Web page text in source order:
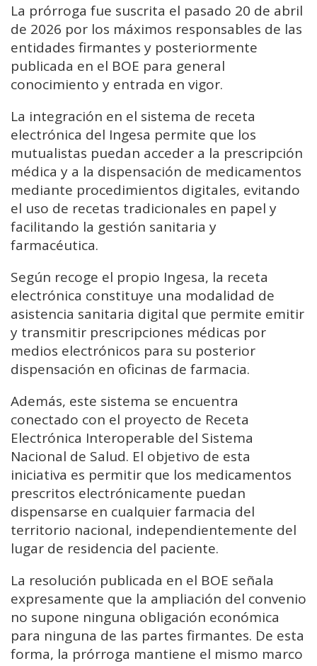
La prórroga fue suscrita el pasado 20 de abril
de 2026 por los máximos responsables de las
entidades firmantes y posteriormente
publicada en el BOE para general
conocimiento y entrada en vigor.
La integración en el sistema de receta
electrónica del Ingesa permite que los
mutualistas puedan acceder a la prescripción
médica y a la dispensación de medicamentos
mediante procedimientos digitales, evitando
el uso de recetas tradicionales en papel y
facilitando la gestión sanitaria y
farmacéutica.
Según recoge el propio Ingesa, la receta
electrónica constituye una modalidad de
asistencia sanitaria digital que permite emitir
y transmitir prescripciones médicas por
medios electrónicos para su posterior
dispensación en oficinas de farmacia.
Además, este sistema se encuentra
conectado con el proyecto de Receta
Electrónica Interoperable del Sistema
Nacional de Salud. El objetivo de esta
iniciativa es permitir que los medicamentos
prescritos electrónicamente puedan
dispensarse en cualquier farmacia del
territorio nacional, independientemente del
lugar de residencia del paciente.
La resolución publicada en el BOE señala
expresamente que la ampliación del convenio
no supone ninguna obligación económica
para ninguna de las partes firmantes. De esta
forma, la prórroga mantiene el mismo marco